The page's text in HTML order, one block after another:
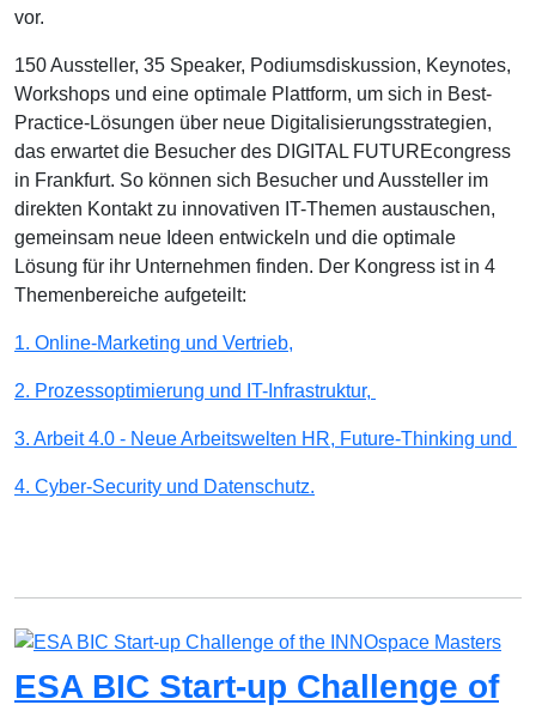
vor.
150 Aussteller, 35 Speaker, Podiumsdiskussion, Keynotes,
Workshops und eine optimale Plattform, um sich in Best-
Practice-Lösungen über neue Digitalisierungsstrategien,
das erwartet die Besucher des DIGITAL FUTUREcongress
in Frankfurt. So können sich Besucher und Aussteller im
direkten Kontakt zu innovativen IT-Themen austauschen,
gemeinsam neue Ideen entwickeln und die optimale
Lösung für ihr Unternehmen finden. Der Kongress ist in 4
Themenbereiche aufgeteilt:
1. Online-Marketing und Vertrieb,
2. Prozessoptimierung und IT-Infrastruktur,
3. Arbeit 4.0 - Neue Arbeitswelten HR, Future-Thinking und
4. Cyber-Security und Datenschutz.
ESA BIC Start-up Challenge of